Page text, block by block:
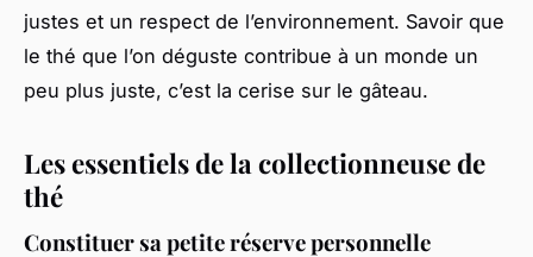
justes et un respect de l’environnement. Savoir que
le thé que l’on déguste contribue à un monde un
peu plus juste, c’est la cerise sur le gâteau.
Les essentiels de la collectionneuse de
thé
Constituer sa petite réserve personnelle